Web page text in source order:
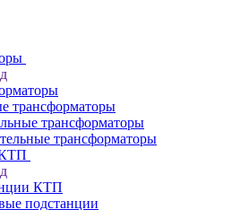
трансформаторы
трансформаторы
трансформаторы
КТП
подстанции